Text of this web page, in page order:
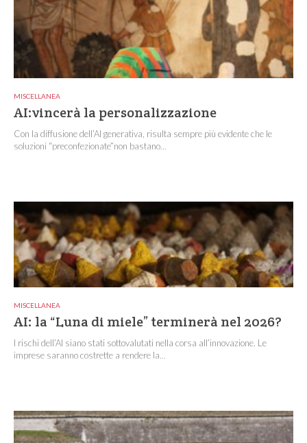
MISCELLANEA
AI:vincerà la personalizzazione
Con la diffusione dell’AI generativa, risulta sempre più evidente che le
soluzioni “preconfezionate”non bastano...
MISCELLANEA
AI: la “Luna di miele” terminerà nel 2026?
I rischi dell’AI siano stati sottovalutati nella corsa all’innovazione. Le
imprese saranno costrette a rendere la...